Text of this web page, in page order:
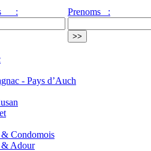
: Prenoms :
- Pays d’Auch
Condomois
& Adour